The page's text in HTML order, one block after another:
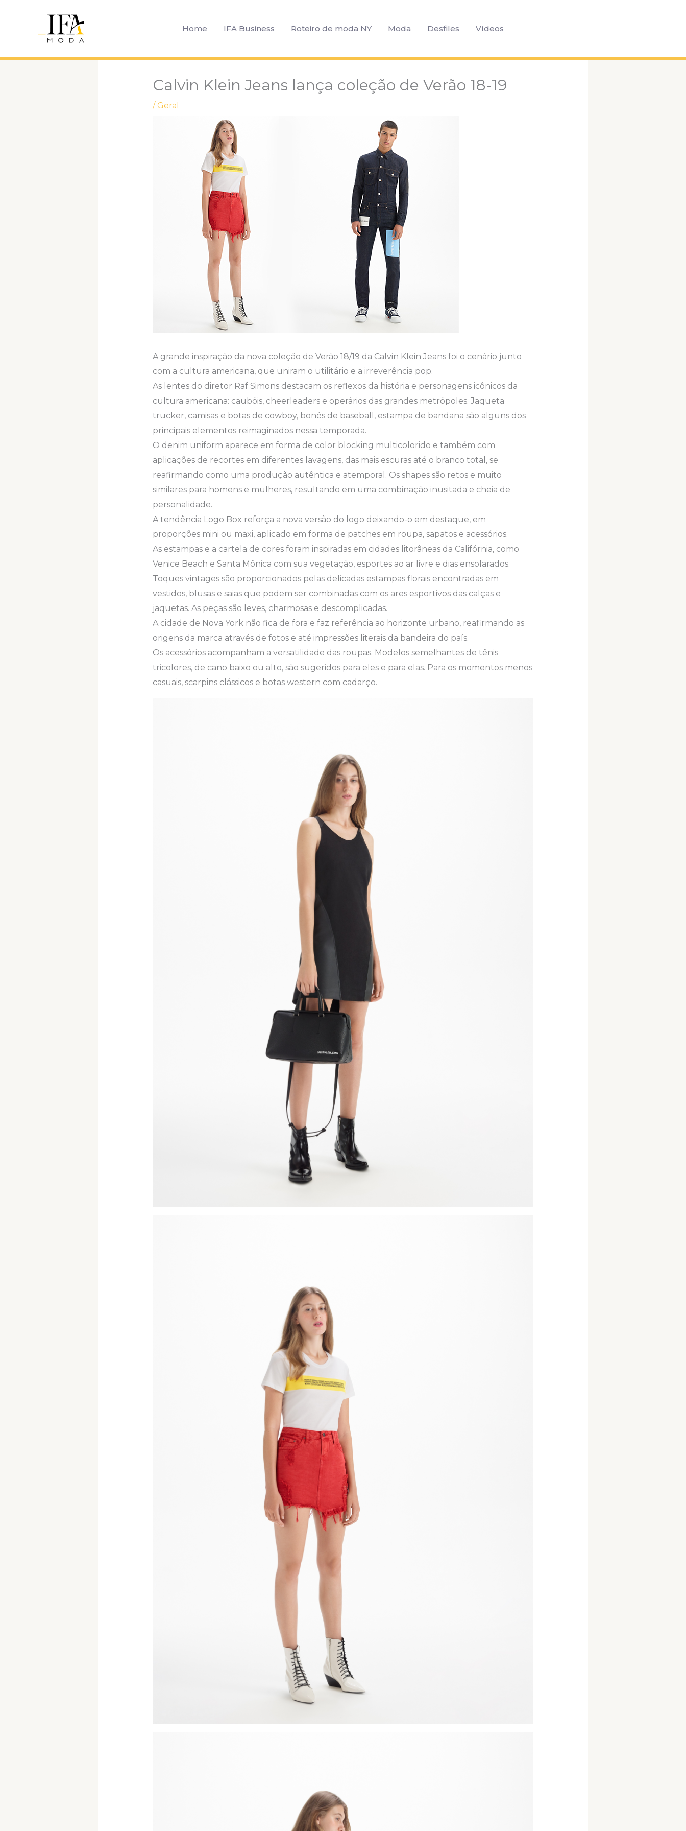
Home IFA Business Roteiro de moda NY Moda Desfiles Vídeos
Calvin Klein Jeans lança coleção de Verão 18-19
/ Geral
A grande inspiração da nova coleção de Verão 18/19 da Calvin Klein Jeans foi o cenário junto
com a cultura americana, que uniram o utilitário e a irreverência pop.
As lentes do diretor Raf Simons destacam os reflexos da história e personagens icônicos da
cultura americana: caubóis, cheerleaders e operários das grandes metrópoles. Jaqueta
trucker, camisas e botas de cowboy, bonés de baseball, estampa de bandana são alguns dos
principais elementos reimaginados nessa temporada.
O denim uniform aparece em forma de color blocking multicolorido e também com
aplicações de recortes em diferentes lavagens, das mais escuras até o branco total, se
reafirmando como uma produção autêntica e atemporal. Os shapes são retos e muito
similares para homens e mulheres, resultando em uma combinação inusitada e cheia de
personalidade.
A tendência Logo Box reforça a nova versão do logo deixando-o em destaque, em
proporções mini ou maxi, aplicado em forma de patches em roupa, sapatos e acessórios.
As estampas e a cartela de cores foram inspiradas em cidades litorâneas da Califórnia, como
Venice Beach e Santa Mônica com sua vegetação, esportes ao ar livre e dias ensolarados.
Toques vintages são proporcionados pelas delicadas estampas florais encontradas em
vestidos, blusas e saias que podem ser combinadas com os ares esportivos das calças e
jaquetas. As peças são leves, charmosas e descomplicadas.
A cidade de Nova York não fica de fora e faz referência ao horizonte urbano, reafirmando as
origens da marca através de fotos e até impressões literais da bandeira do país.
Os acessórios acompanham a versatilidade das roupas. Modelos semelhantes de tênis
tricolores, de cano baixo ou alto, são sugeridos para eles e para elas. Para os momentos menos
casuais, scarpins clássicos e botas western com cadarço.